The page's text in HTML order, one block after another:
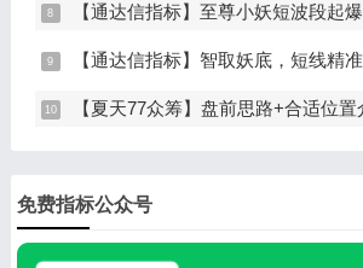
【通达信指标】至尊小妖短波段起爆点
【通达信指标】智取妖底，短线精准抄底系统，
【夏天77众筹】盘前思路+合适位置介
免费指标公众号